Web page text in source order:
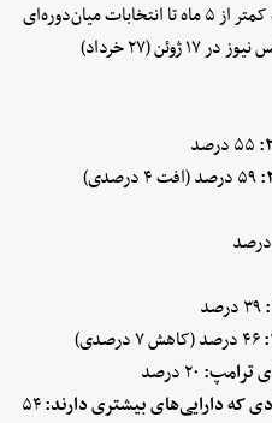
میان‌دوره‌ای
(۲۷ خرداد)
۵۵ درصد
۵۹ درصد (افت ۴ درصدی)
۳۹ درصد
۴۶ درصد (کاهش ۷ درصدی)
ترامپ:
که دارایی‌های بیشتری دارند:۵۴